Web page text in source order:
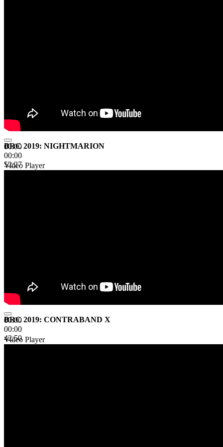
00:00
00:00
52:27
BRC 2019: NIGHTMARION
Video Player
00:00
00:00
42:50
BRC 2019: CONTRABAND X
Video Player